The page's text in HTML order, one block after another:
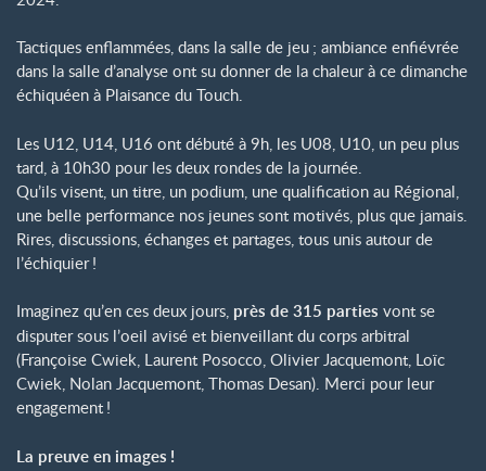
Tactiques enflammées, dans la salle de jeu ; ambiance enfiévrée
dans la salle d’analyse ont su donner de la chaleur à ce dimanche
échiquéen à Plaisance du Touch.
Les U12, U14, U16 ont débuté à 9h, les U08, U10, un peu plus
tard, à 10h30 pour les deux rondes de la journée.
Qu’ils visent, un titre, un podium, une qualification au Régional,
une belle performance nos jeunes sont motivés, plus que jamais.
Rires, discussions, échanges et partages, tous unis autour de
l’échiquier !
Imaginez qu’en ces deux jours, près de 315 parties vont se
disputer sous l’oeil avisé et bienveillant du corps arbitral
(Françoise Cwiek, Laurent Posocco, Olivier Jacquemont, Loïc
Cwiek, Nolan Jacquemont, Thomas Desan). Merci pour leur
engagement !
La preuve en images !